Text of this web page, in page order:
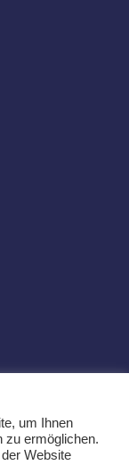
Rechtsanwälten
um Ihnen
zu ermöglichen.
Website